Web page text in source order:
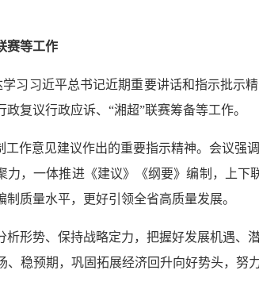
赛等工作
习近平总书记近期重要讲话和指示批示
复议行政应诉、“湘超”联赛筹备等工作。
意见建议作出的重要指示精神。会议强调
，一体推进《建议》《纲要》编制，上下
质量水平，更好引领全省高质量发展。
势、保持战略定力，把握好发展机遇、潜
、稳预期，巩固拓展经济回升向好势头，努